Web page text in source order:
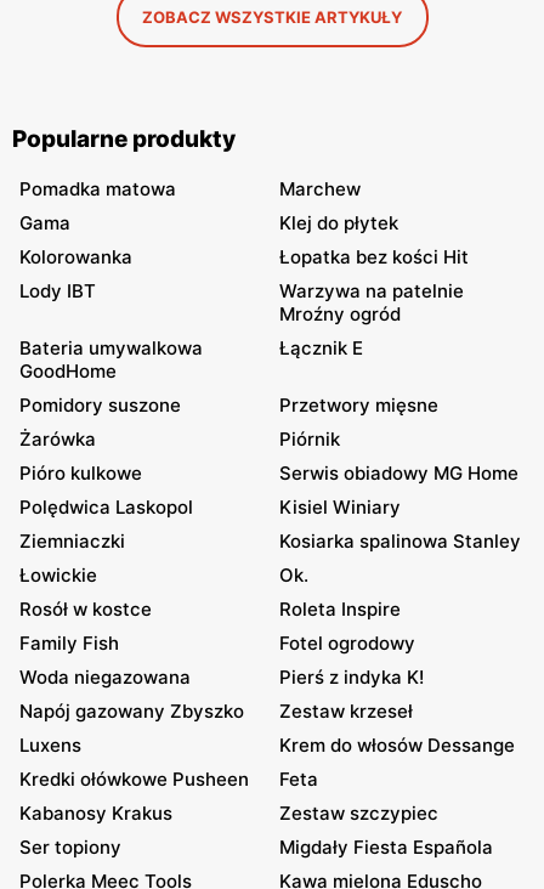
ZOBACZ WSZYSTKIE ARTYKUŁY
Popularne produkty
Pomadka matowa
Marchew
Gama
Klej do płytek
Kolorowanka
Łopatka bez kości Hit
Lody IBT
Warzywa na patelnie
Mroźny ogród
Bateria umywalkowa
GoodHome
Łącznik E
Pomidory suszone
Przetwory mięsne
Żarówka
Piórnik
Pióro kulkowe
Serwis obiadowy MG Home
Polędwica Laskopol
Kisiel Winiary
Ziemniaczki
Kosiarka spalinowa Stanley
Łowickie
Ok.
Rosół w kostce
Roleta Inspire
Family Fish
Fotel ogrodowy
Woda niegazowana
Pierś z indyka K!
Napój gazowany Zbyszko
Zestaw krzeseł
Luxens
Krem do włosów Dessange
Kredki ołówkowe Pusheen
Feta
Kabanosy Krakus
Zestaw szczypiec
Ser topiony
Migdały Fiesta Española
Polerka Meec Tools
Kawa mielona Eduscho